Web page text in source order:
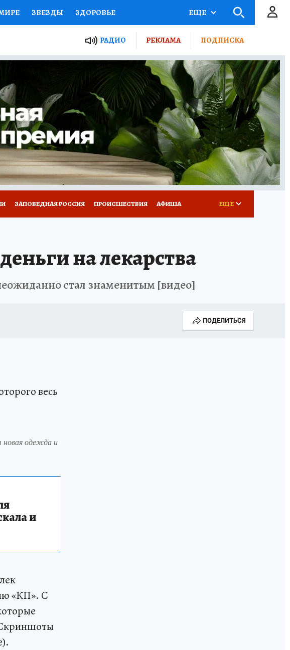
ЗВЕЗДЫ ЗДОРОВЬЕ
ПРОЕКТЫ РОССИИ АФИША
ЖЕНСКИЕ СЕКРЕТЫ ПУТЕВОДИТЕЛЬ
ДЕФИЦИТ ЖЕЛЕЗА ТУРИЗМ
У НАС ГИД ПОТРЕБИТЕЛЯ ВСЕ О КП
ЕЩЕ
РАДИО РЕКЛАМА ПОДПИСКА
ЗАПОВЕДНАЯ РОССИЯ ПРОИСШЕСТВИЯ АФИША ЕЩЕ
на лекарства
стал знаменитым [видео]
ПОДЕЛИТЬСЯ
весь
одежда и
и
«КП». С